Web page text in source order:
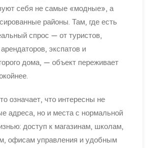
себя не самые «модные», а
районы. Там, где есть
спрос — от туристов,
экспатов и
дома, — объект переживает
означает, что интересны не
адреса, но и места с нормальной
доступ к магазинам, школам,
офисам управления и удобным